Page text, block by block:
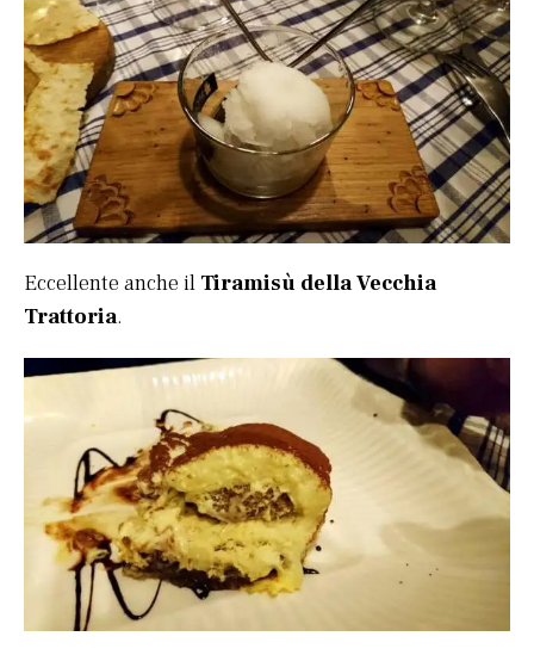
Eccellente anche il Tiramisù della Vecchia
Trattoria.